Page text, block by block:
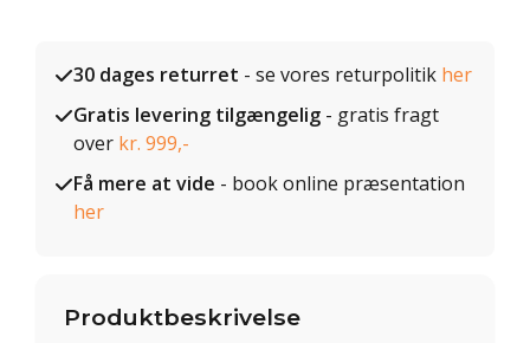
30 dages returret - se vores returpolitik her
Gratis levering tilgængelig - gratis fragt
over kr. 999,-
Få mere at vide - book online præsentation
her
Produktbeskrivelse